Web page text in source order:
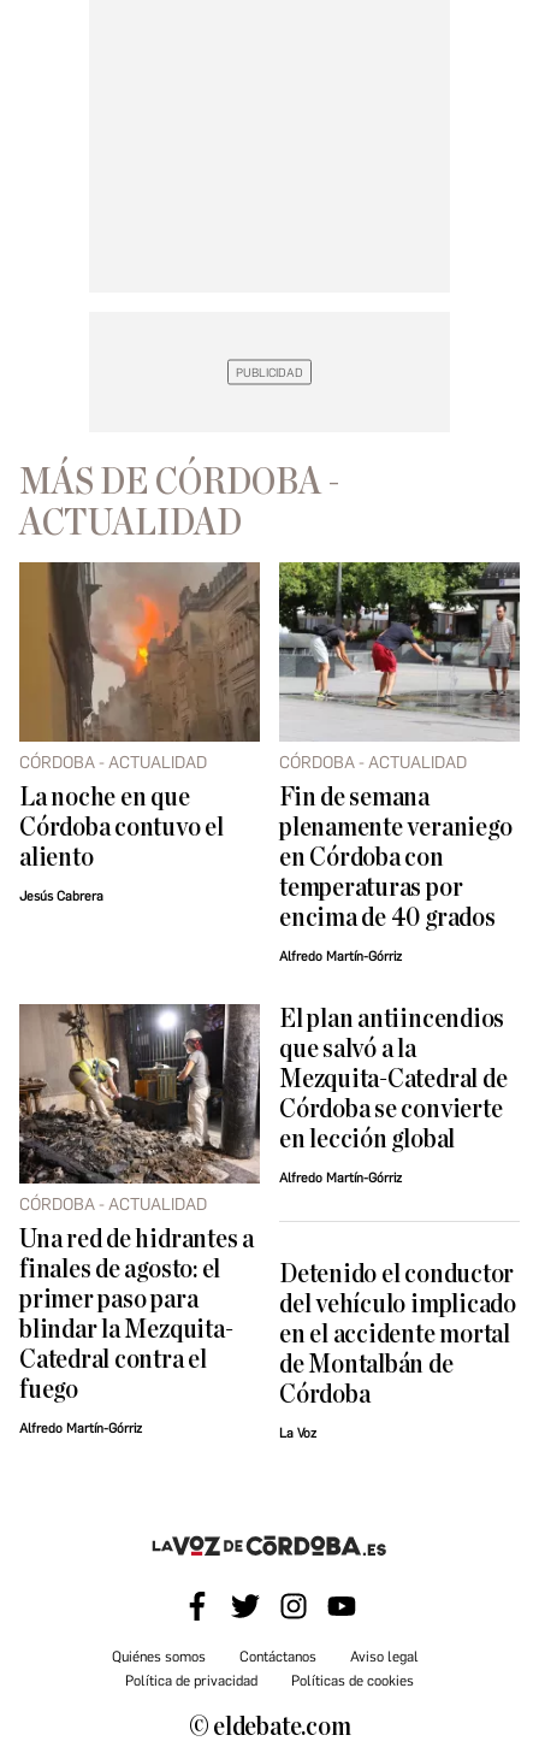
MÁS DE CÓRDOBA -
ACTUALIDAD
CÓRDOBA - ACTUALIDAD
La noche en que
Córdoba contuvo el
aliento
Jesús Cabrera
CÓRDOBA - ACTUALIDAD
Fin de semana
plenamente veraniego
en Córdoba con
temperaturas por
encima de 40 grados
Alfredo Martín-Górriz
CÓRDOBA - ACTUALIDAD
Una red de hidrantes a
finales de agosto: el
primer paso para
blindar la Mezquita-
Catedral contra el
fuego
Alfredo Martín-Górriz
El plan antiincendios
que salvó a la
Mezquita-Catedral de
Córdoba se convierte
en lección global
Alfredo Martín-Górriz
Detenido el conductor
del vehículo implicado
en el accidente mortal
de Montalbán de
Córdoba
La Voz
Quiénes somos Contáctanos
Aviso legal
Política de privacidad
Políticas de cookies
© eldebate.com